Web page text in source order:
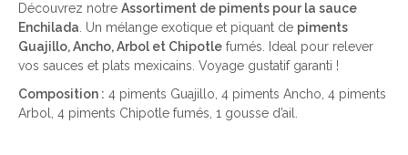
Découvrez notre Assortiment de piments pour la sauce
Enchilada . Un mélange exotique et piquant de piments
Guajillo, Ancho, Arbol et Chipotle fumés. Ideal pour relever
vos sauces et plats mexicains. Voyage gustatif garanti !
Composition : 4 piments Guajillo, 4 piments Ancho, 4 piments
Arbol, 4 piments Chipotle fumés, 1 gousse d’ail.